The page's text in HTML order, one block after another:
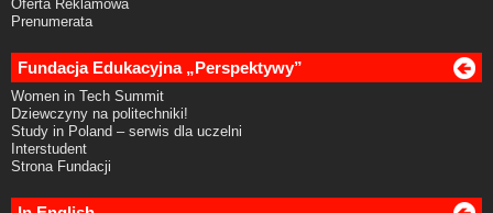
Oferta Reklamowa
Prenumerata
Fundacja Edukacyjna „Perspektywy”
Women in Tech Summit
Dziewczyny na politechniki!
Study in Poland – serwis dla uczelni
Interstudent
Strona Fundacji